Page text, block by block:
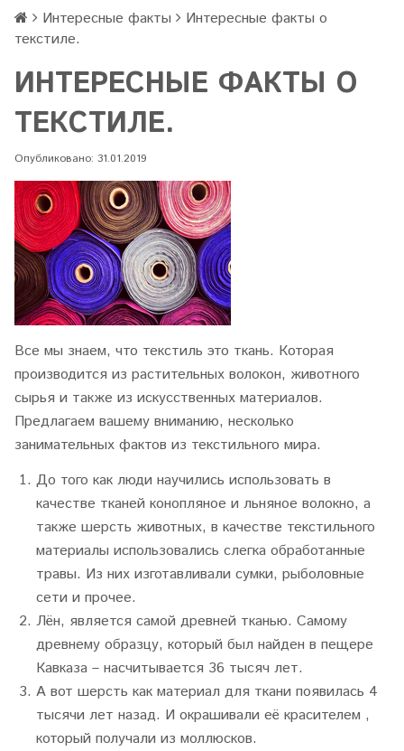
Интересные факты
Интересные факты о
текстиле.
ИНТЕРЕСНЫЕ ФАКТЫ О
ТЕКСТИЛЕ.
Опубликовано: 31.01.2019
Все мы знаем, что текстиль это ткань. Которая
производится из растительных волокон, животного
сырья и также из искусственных материалов.
Предлагаем вашему вниманию, несколько
занимательных фактов из текстильного мира.
До того как люди научились использовать в
качестве тканей конопляное и льняное волокно, а
также шерсть животных, в качестве текстильного
материалы использовались слегка обработанные
травы. Из них изготавливали сумки, рыболовные
сети и прочее.
Лён, является самой древней тканью. Самому
древнему образцу, который был найден в пещере
Кавказа – насчитывается 36 тысяч лет.
А вот шерсть как материал для ткани появилась 4
тысячи лет назад. И окрашивали её красителем ,
который получали из моллюсков.